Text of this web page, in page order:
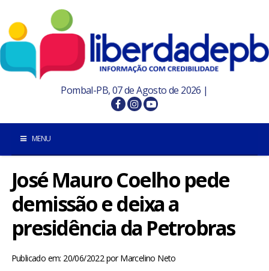
Pombal-PB, 07 de Agosto de 2026 |
MENU
INÍCIO
POMBAL E REGIÃO
José Mauro Coelho pede
demissão e deixa a
presidência da Petrobras
Publicado em: 20/06/2022porMarcelino Neto